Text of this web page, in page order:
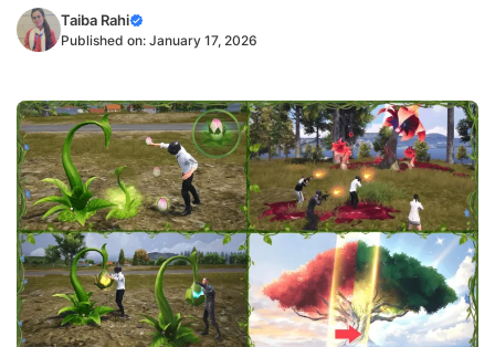
Taiba Rahi
Published on: January 17, 2026